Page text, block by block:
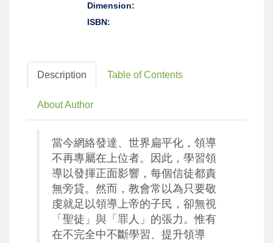
Dimension:
ISBN:
Description Table of Contents
About Author
當今網絡發達、世界扁平化，領導
不再專屬在上位者。因此， 學習領
導以發揮正面影響，每個信徒都責
無旁貸。然而， 教會常以為只要敬
虔就足以領導上帝的子民，卻無視
「聖徒」與「 罪人」的張力。惟有
在不完全中不斷學習、提升領導